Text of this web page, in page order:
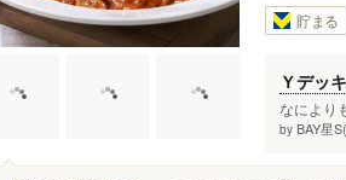
貯まる
Ｙデッ
なにより
by BAY星